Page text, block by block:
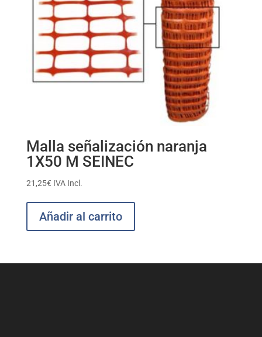
Malla señalización naranja
1X50 M SEINEC
21,25€ IVA Incl.
Añadir al carrito